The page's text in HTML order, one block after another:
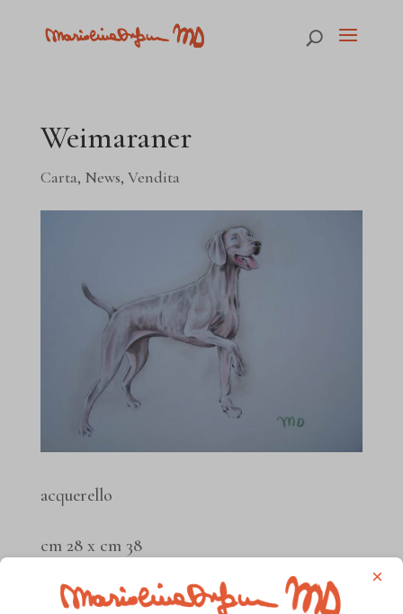
Weimaraner
Carta, News, Vendita
acquerello
cm 28 x cm 38
×